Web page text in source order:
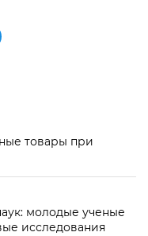
товары при
молодые ученые
исследования